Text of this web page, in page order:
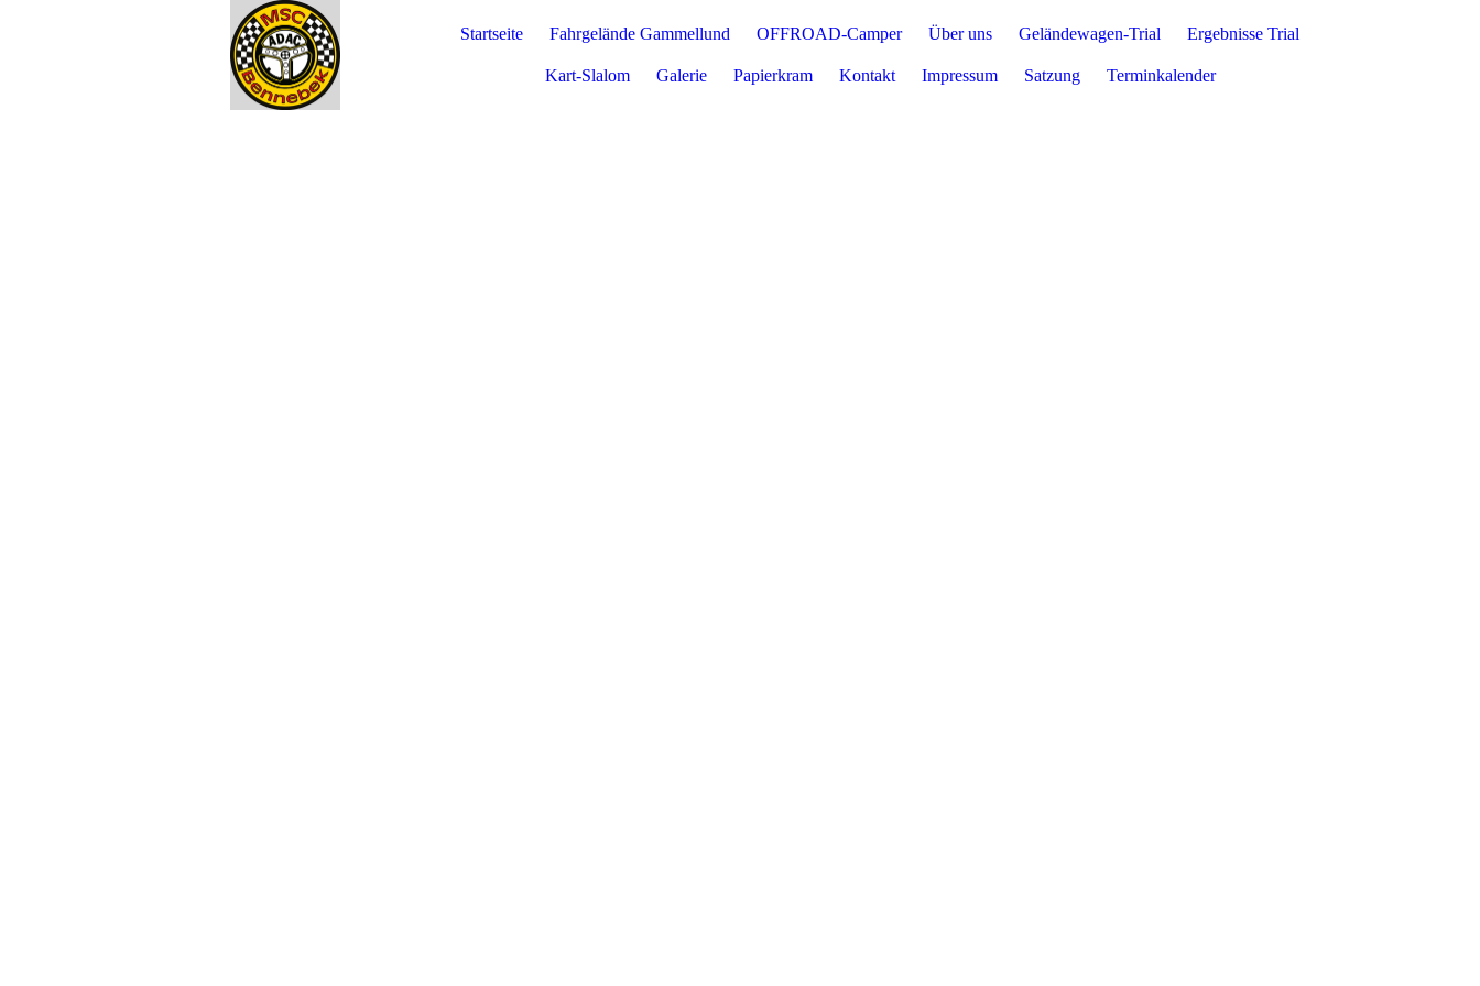
Startseite Fahrgelände Gammellund OFFROAD-Camper Über uns Geländewagen-Trial Ergebnisse Trial
Kart-Slalom Galerie Papierkram Kontakt Impressum Satzung Terminkalender